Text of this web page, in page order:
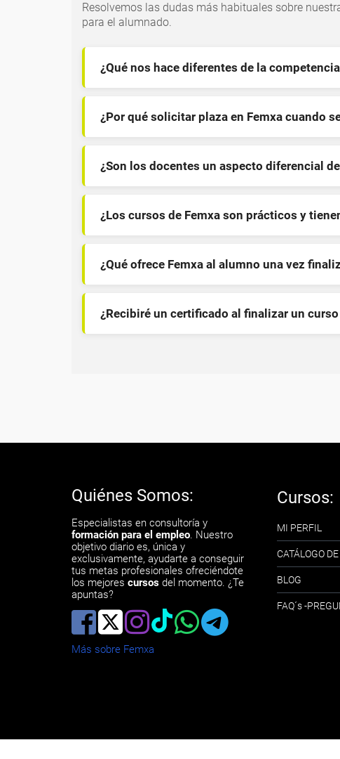
Resolvemos las dudas más habituales sobre
para el alumnado.
¿Qué nos hace diferentes de la
¿Por qué solicitar plaza en Femxa cuando
¿Son los docentes un aspecto diferencial
¿Los cursos de Femxa son prácticos y
¿Qué ofrece Femxa al alumno una vez
¿Recibiré un certificado al finalizar un
Quiénes Somos:
Especialistas en consultoría y
formación para el empleo. Nuestro
objetivo diario es, única y
exclusivamente, ayudarte a conseguir
tus metas profesionales ofreciéndote
los mejores cursos del momento. ¿Te
apuntas?
Más sobre Femxa
Cursos:
MI PERFIL
CATÁLOGO
BLOG
FAQ´s -